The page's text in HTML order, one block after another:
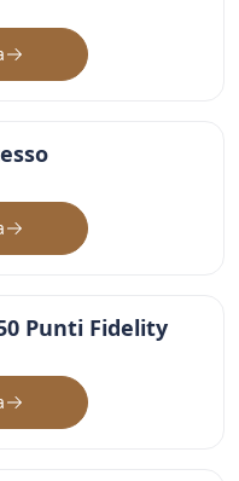
Punti Fidelity